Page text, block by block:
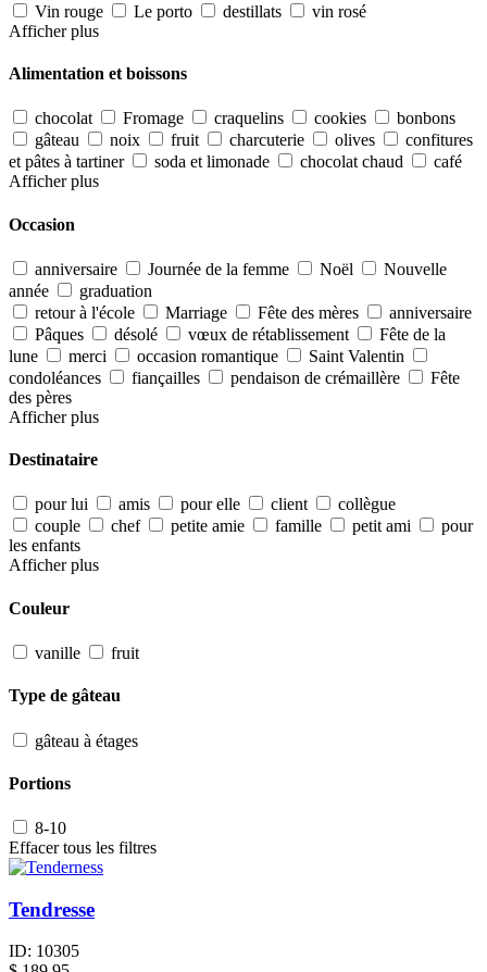
Vin rouge
Le porto destillats
vin rosé
Afficher plus
Alimentation et boissons
chocolat Fromage craquelins cookies
bonbons
gâteau
noix fruit charcuterie olives
confitures
et pâtes à tartiner
soda et limonade chocolat chaud
café
Afficher plus
Occasion
anniversaire Journée de la femme Noël
Nouvelle
année
graduation
retour à l'école
Marriage Fête des mères
anniversaire
Pâques
désolé vœux de rétablissement
Fête de la
lune
merci occasion romantique
Saint Valentin
condoléances
fiançailles pendaison de crémaillère
Fête
des pères
Afficher plus
Destinataire
pour lui amis pour elle client
collègue
couple
chef petite amie famille petit ami
pour
les enfants
Afficher plus
Couleur
vanille fruit
Type de gâteau
gâteau à étages
Portions
8-10
Effacer tous les filtres
Tendresse
ID: 10305